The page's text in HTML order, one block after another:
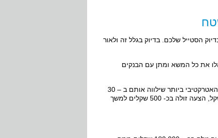
הסטייל שלכם. בדיוק בגלל זה ולאור
את כל המשא ומתן עם הבנקים
רענן ודניאל דגן הסתובבו כמעט שנה בין הבנקים, בתקווה למצוא את המסלול האטרקטיבי ביותר שילווה אותם ב – 30
השנים הבאות, אך בסופו של דבר השיגה להם חברת ייעוץ, תמורת כ -5000 שקל, הצעה זולה בכ- 500 שקלים למשך